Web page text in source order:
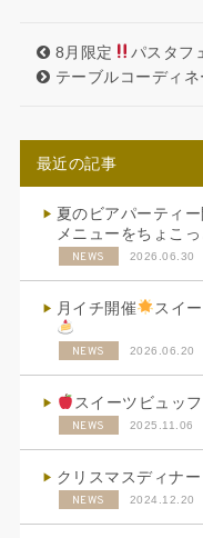
8月限定 パスタフ
テーブルコーディネ
最近の記事
夏のビアパーティ
メニューをちょこ
NEWS 2026.06.30
月イチ開催 スイ
NEWS 2026.06.20
スイーツビュッフ
NEWS 2025.11.06
クリスマスディナー
NEWS 2024.12.20